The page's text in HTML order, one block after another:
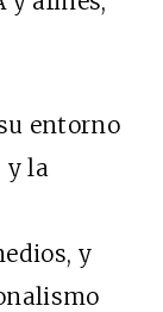
entorno
y la
y